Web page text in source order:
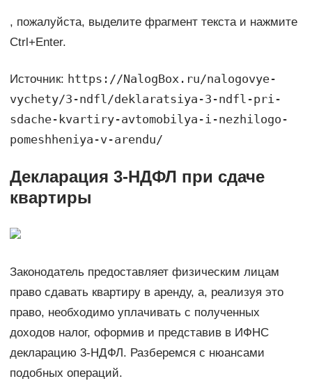
, пожалуйста, выделите фрагмент текста и нажмите
Ctrl+Enter.
Источник: https://NalogBox.ru/nalogovye-
vychety/3-ndfl/deklaratsiya-3-ndfl-pri-
sdache-kvartiry-avtomobilya-i-nezhilogo-
pomeshheniya-v-arendu/
Декларация 3-НДФЛ при сдаче
квартиры
Законодатель предоставляет физическим лицам
право сдавать квартиру в аренду, а, реализуя это
право, необходимо уплачивать с полученных
доходов налог, оформив и представив в ИФНС
декларацию 3-НДФЛ. Разберемся с нюансами
подобных операций.